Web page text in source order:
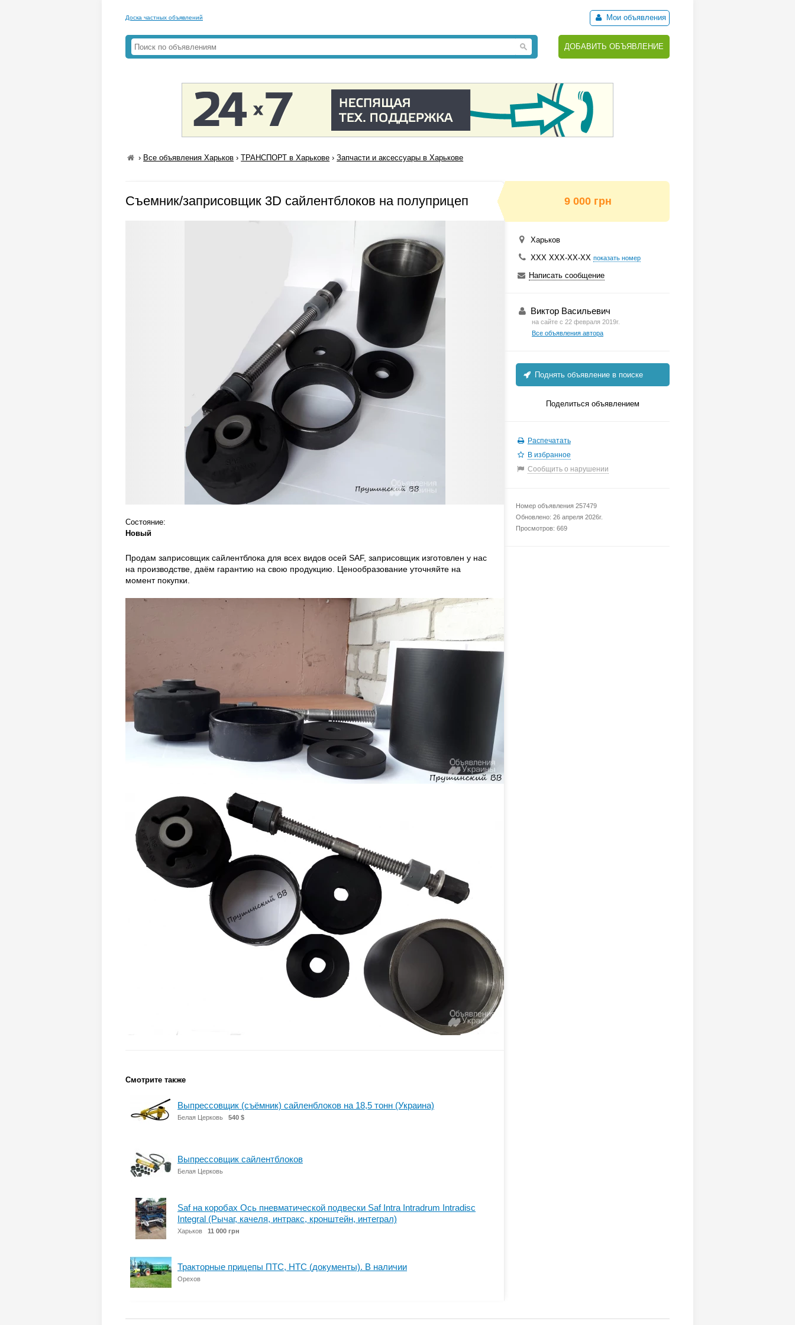
Доска частных объявлений Мои объявления
ДОБАВИТЬ ОБЪЯВЛЕНИЕ
› Все объявления Харьков ›ТРАНСПОРТ в Харькове ›Запчасти и аксессуары в Харькове
Съемник/заприсовщик 3D сайлентблоков на полуприцеп
Состояние:
Новый
Продам заприсовщик сайлентблока для всех видов осей SAF, заприсовщик изготовлен у нас
на производстве, даём гарантию на свою продукцию. Ценообразование уточняйте на
момент покупки.
Смотрите также
Выпрессовщик (съёмник) сайленблоков на 18,5 тонн (Украина)
Белая Церковь 540 $
Выпрессовщик сайлентблоков
Белая Церковь
Saf на коробах Ось пневматической подвеcки Saf Intra Intradrum Intradisc
Integral (Рычаг, качеля, интракс, кронштейн, интеграл)
Харьков 11 000 грн
Тракторные прицепы ПТС, НТС (документы). В наличии
Орехов
9 000 грн
Харьков
ХХХ ХХХ-ХХ-ХХ показать номер
Написать сообщение
Виктор Васильевич
на сайте с 22 февраля 2019г.
Все объявления автора
Поднять объявление в поиске
Поделиться объявлением
Распечатать
В избранное
Сообщить о нарушении
Номер объявления 257479
Обновлено: 26 апреля 2026г.
Просмотров: 669